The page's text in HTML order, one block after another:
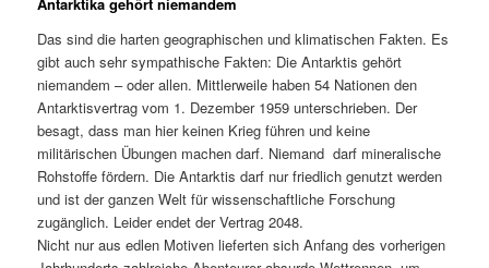
Das sind die harten geographischen und klimatischen Fakten. Es
gibt auch sehr sympathische Fakten: Die Antarktis gehört
niemandem – oder allen. Mittlerweile haben 54 Nationen den
Antarktisvertrag vom 1. Dezember 1959 unterschrieben. Der
besagt, dass man hier keinen Krieg führen und keine
militärischen Übungen machen darf. Niemand darf mineralische
Rohstoffe fördern. Die Antarktis darf nur friedlich genutzt werden
und ist der ganzen Welt für wissenschaftliche Forschung
zugänglich. Leider endet der Vertrag 2048.
Nicht nur aus edlen Motiven lieferten sich Anfang des vorherigen